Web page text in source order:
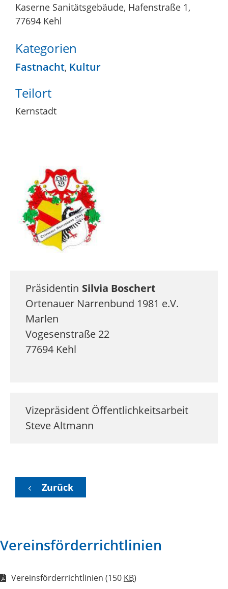
Kaserne Sanitätsgebäude, Hafenstraße 1,
77694 Kehl
Kategorien
Fastnacht, Kultur
Teilort
Kernstadt
Präsidentin Silvia Boschert
Ortenauer Narrenbund 1981 e.V.
Marlen
Vogesenstraße 22
77694 Kehl
Vizepräsident Öffentlichkeitsarbeit
SteveAltmann
Zurück
Vereinsförderrichtlinien
Vereinsförderrichtlinien (150 KB)